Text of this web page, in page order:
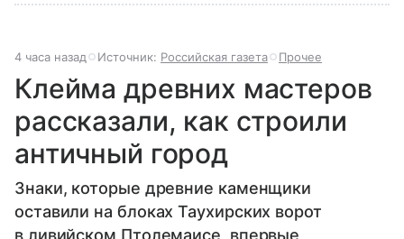
4 часа назад Источник: Российская газета Прочее
Клейма древних мастеров
рассказали, как строили
античный город
Знаки, которые древние каменщики
оставили на блоках Таухирских ворот
в ливийском Птолемаисе, впервые